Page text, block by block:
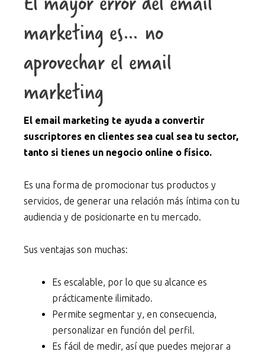
marketing es… no
aprovechar el email
marketing
El email marketing te ayuda a convertir
suscriptores en clientes sea cual sea tu sector,
tanto si tienes un negocio online o físico.
Es una forma de promocionar tus productos y
servicios, de generar una relación más íntima con tu
audiencia y de posicionarte en tu mercado.
Sus ventajas son muchas:
Es escalable, por lo que su alcance es
prácticamente ilimitado.
Permite segmentar y, en consecuencia,
personalizar en función del perfil.
Es fácil de medir, así que puedes mejorar a